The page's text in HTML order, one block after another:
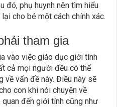
đó, phụ huynh nên tìm hiểu
cho bé một cách chính xác.
tham gia
vào việc giáo dục giới tính
cả mọi người đều có thể
về vấn đề này. Điều này sẽ
con khi nói chuyện về
đến giới tính cũng như